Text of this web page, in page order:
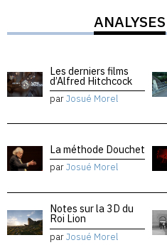
ANALYSES
Les derniers films
d’Alfred Hitchcock
parJosué Morel
La méthode Douchet
parJosué Morel
Notes sur la 3D du
Roi Lion
parJosué Morel